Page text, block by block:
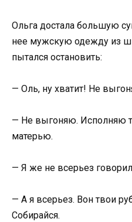
Ольга достала большую
нее мужскую одежду из
пытался остановить:
— Оль, ну хватит! Не
— Не выгоняю. Исполняю
матерью.
— Я же не всерьез
— А я всерьез. Вон твои
Собирайся.